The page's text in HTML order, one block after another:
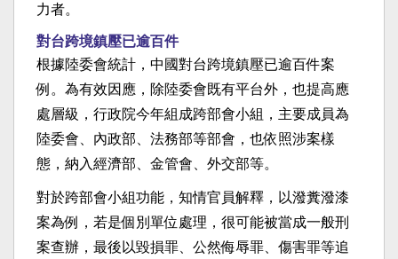
力者。
對台跨境鎮壓已逾百件
根據陸委會統計，中國對台跨境鎮壓已逾百件案
例。為有效因應，除陸委會既有平台外，也提高應
處層級，行政院今年組成跨部會小組，主要成員為
陸委會、內政部、法務部等部會，也依照涉案樣
態，納入經濟部、金管會、外交部等。
對於跨部會小組功能，知情官員解釋，以潑糞潑漆
案為例，若是個別單位處理，很可能被當成一般刑
案查辦，最後以毀損罪、公然侮辱罪、傷害罪等追